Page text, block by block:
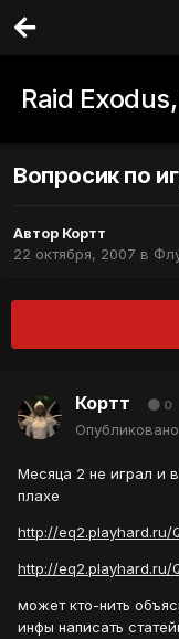
Raid
Вопросик по
Автор Кортт
22 октября, 2007 в
Кортт 0
Опубликовано
Месяца 2 не играл и
плахе
http://eq2.playhard.ru/
http://eq2.playhard.ru/
может кто-нить
инфы написать